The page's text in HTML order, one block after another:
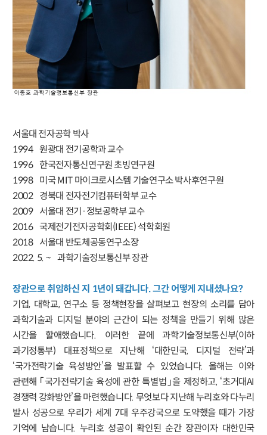
서울대 전자공학 박사
1994 원광대 전기공학과 교수
1996 한국전자통신연구원 초빙연구원
1998 미국 MIT 마이크로시스템 기술연구소 박사후연구원
2002 경북대 전자전기컴퓨터학부 교수
2009 서울대 전기·정보공학부 교수
2016 국제전기전자공학회(IEEE) 석학회원
2018 서울대 반도체공동연구소장
2022. 5. ~ 과학기술정보통신부 장관
장관으로 취임하신 지 1년이 돼갑니다. 그간 어떻게 지내셨나요?
기업, 대학교, 연구소 등 정책현장을 살펴보고 현장의 소리를 담아
과학기술과 디지털 분야의 근간이 되는 정책을 만들기 위해 많은
시간을 할애했습니다. 이러한 끝에 과학기술정보통신부(이하
과기정통부) 대표정책으로 지난해 ‘대한민국, 디지털 전략’과
‘국가전략기술 육성방안’을 발표할 수 있었습니다. 올해는 이와
관련해 「국가전략기술 육성에 관한 특별법」을 제정하고, ‘초거대AI
경쟁력 강화방안’을 마련했습니다. 무엇보다 지난해 누리호와 다누리
발사 성공으로 우리가 세계 7대 우주강국으로 도약했을 때가 가장
기억에 남습니다. 누리호 성공이 확인된 순간 장관이자 대한민국